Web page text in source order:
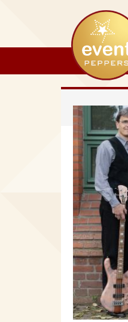
eventpeppers